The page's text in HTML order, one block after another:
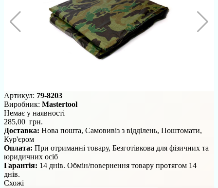
Артикул: 79-8203
Виробник: Mastertool
Немає у наявності
285,00 грн.
Доставка: Нова пошта, Самовивіз з відділень, Поштомати,
Кур'єром
Оплата: При отриманні товару, Безготівкова для фізичних та
юридичних осіб
Гарантія: 14 днів. Обмін/повернення товару протягом 14
днів.
Схожі